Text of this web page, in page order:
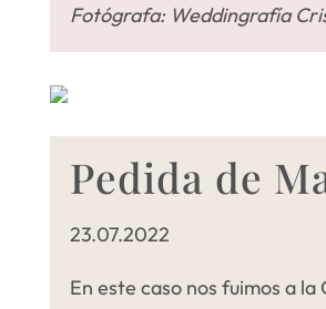
Fotógrafa: Weddingrafía
Pedida de
23.07.2022
En este caso nos fuimos a la